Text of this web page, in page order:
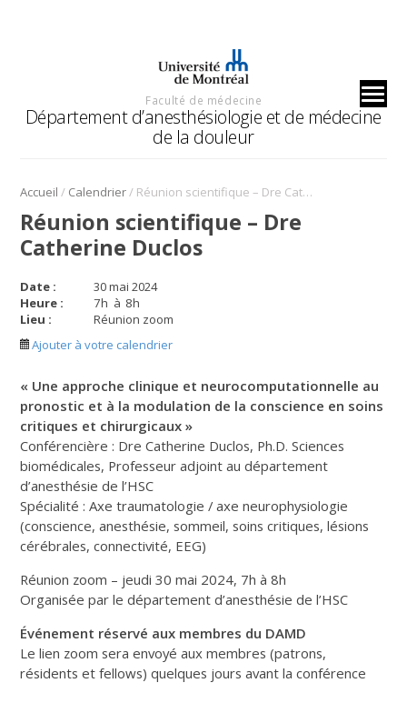
Faculté de médecine
Département d’anesthésiologie et de médecine
de la douleur
Accueil / Calendrier/ Réunion scientifique – Dre Catherine Duclos
Réunion scientifique – Dre
Catherine Duclos
Date :
30 mai 2024
Heure :
7h à 8h
Lieu :
Réunion zoom
Ajouter à votre calendrier
« Une approche clinique et neurocomputationnelle au
pronostic et à la modulation de la conscience en soins
critiques et chirurgicaux »
Conférencière : Dre Catherine Duclos, Ph.D. Sciences
biomédicales, Professeur adjoint au département
d’anesthésie de l’HSC
Spécialité : Axe traumatologie / axe neurophysiologie
(conscience, anesthésie, sommeil, soins critiques, lésions
cérébrales, connectivité, EEG)
Réunion zoom – jeudi 30 mai 2024, 7h à 8h
Organisée par le département d’anesthésie de l’HSC
Événement réservé aux membres du DAMD
Le lien zoom sera envoyé aux membres (patrons,
résidents et fellows) quelques jours avant la conférence